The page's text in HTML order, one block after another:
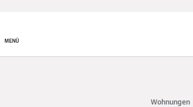
MENÜ
Wohnungen